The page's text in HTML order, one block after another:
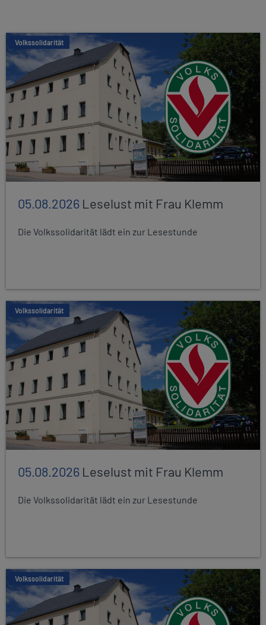
Volkssolidarität
05.08.2026 Leselust mit Frau Klemm
Die Volkssolidarität lädt ein zur Lesestunde
Volkssolidarität
05.08.2026 Leselust mit Frau Klemm
Die Volkssolidarität lädt ein zur Lesestunde
Volkssolidarität